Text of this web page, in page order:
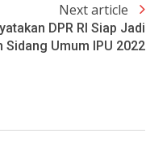
Next article
DPR RI Siap Jadi
Sidang Umum IPU 2022